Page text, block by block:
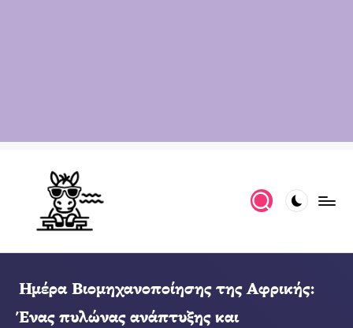
Ημέρα Βιομηχανοποίησης της Αφρικής:
Ένας πυλώνας ανάπτυξης και